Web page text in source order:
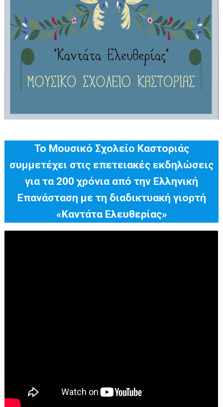
Το Μουσικό Σχολείο Καστοριάς
συμμετέχει στις επετειακές εκδηλώσεις
για τα 200 χρόνια από την Ελληνική
Επανάσταση με τη διαδικτυακή γιορτή
«Καντάτα Ελευθερίας»